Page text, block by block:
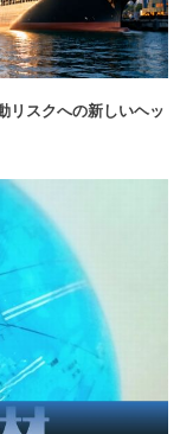
リスクへの新しいヘッ